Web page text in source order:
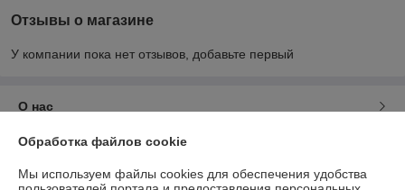
Отзывы о магазине
У компании пока нет отзывов, добавьте первый
О нас
Контакты
Обработка файлов cookie
Мы используем файлы cookies для обеспечения удобства